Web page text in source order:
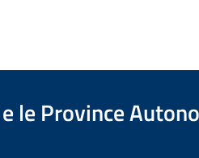
le Province